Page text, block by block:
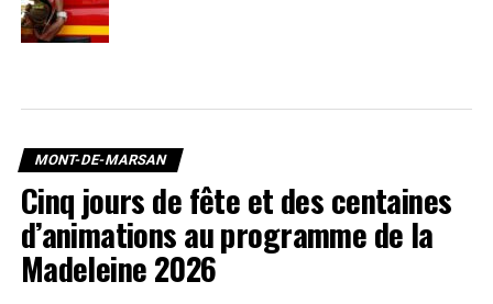
MONT-DE-MARSAN
Cinq jours de fête et des centaines
d’animations au programme de la
Madeleine 2026